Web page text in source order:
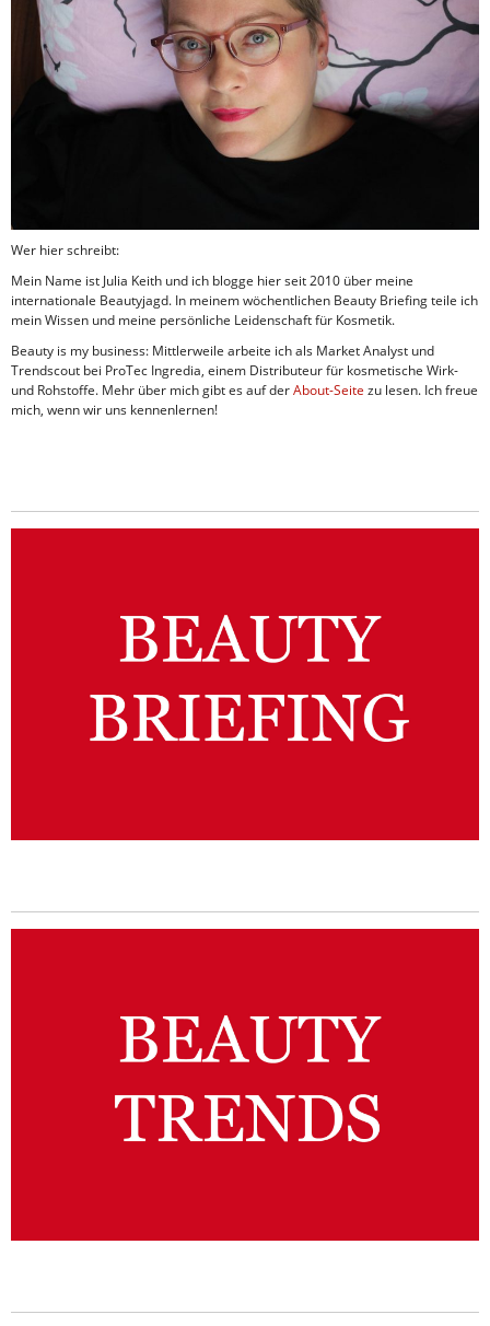
Wer hier schreibt:
Mein Name ist Julia Keith und ich blogge hier seit 2010 über meine
internationale Beautyjagd. In meinem wöchentlichen Beauty Briefing teile ich
mein Wissen und meine persönliche Leidenschaft für Kosmetik.
Beauty is my business: Mittlerweile arbeite ich als Market Analyst und
Trendscout bei ProTec Ingredia, einem Distributeur für kosmetische Wirk-
und Rohstoffe. Mehr über mich gibt es auf derAbout-Seite zu lesen. Ich freue
mich, wenn wir uns kennenlernen!